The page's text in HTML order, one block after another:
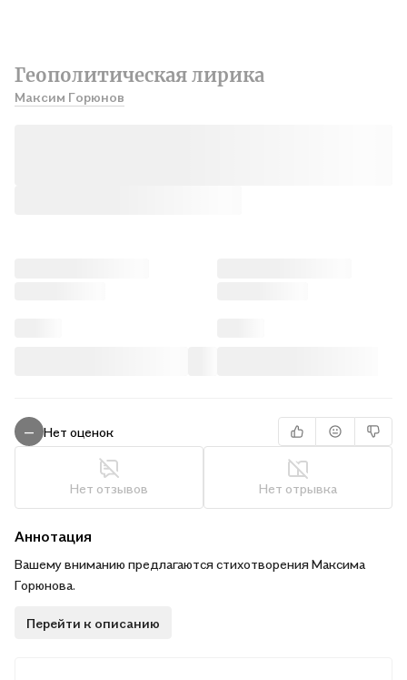
Геополитическая лирика
Максим Горюнов
— Нет оценок
Нет отзывов Нет отрывка
Аннотация
Вашему вниманию предлагаются стихотворения Максима
Горюнова.
Перейти к описанию